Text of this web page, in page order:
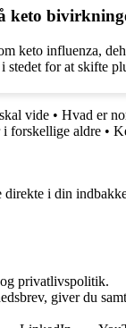
keto
keto influenza,
stedet for at skifte
vide • Hvad er
forskellige aldre •
direkte i din
privatlivspolitik.
giver du